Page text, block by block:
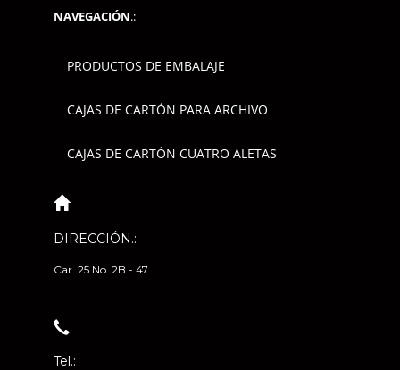
NAVEGACIÓN.:
PRODUCTOS DE EMBALAJE
CAJAS DE CARTÓN PARA ARCHIVO
CAJAS DE CARTÓN CUATRO ALETAS
DIRECCIÓN.:
Car. 25 No. 2B - 47
Tel.: